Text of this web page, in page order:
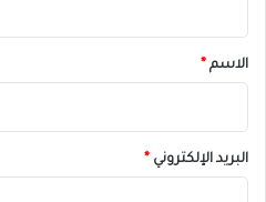
*
الاسم *
البريد الإلكتروني *